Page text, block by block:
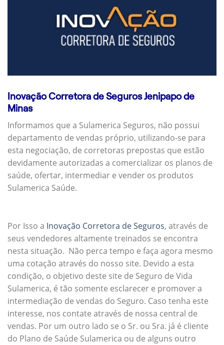
Inovação Corretora de Seguros Jenipapo de
Minas
Informamos que a Sulamerica Seguros, não possui
departamento de vendas próprio, utilizando-se para
esta negociação, de corretoras prepostas que estão
devidamente autorizadas a comercializar os planos de
saúde, ofertar, intermediar e vender os produtos
Sulamerica Saúde.
Por Isso a Inovação Corretora de Seguros, através de
seus vendedores altamente treinados se encontra
nesta situação. Não perca tempo e faça agora mesmo
uma cotação através do nosso site. Devido a esta
condição, o objetivo deste site de Seguro de Vida
Sulamerica, é tão somente esclarecer e promover a
intermediação de vendas do Seguro. Caso tenha este
interesse, nos contate através de nossa central de
vendas. Por um outro lado se o Sr. ou Sra. já é cliente
do Plano de Saúde Sulamerica ou de alguns outro